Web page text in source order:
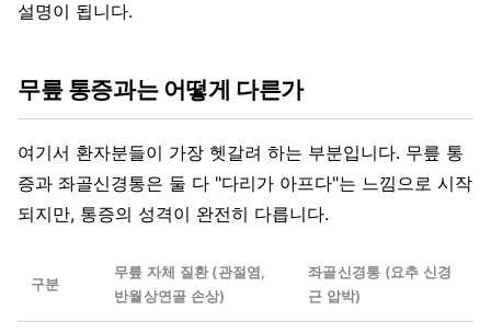
설명이 됩니다.
무릎 통증과는 어떻게 다른가
여기서 환자분들이 가장 헷갈려 하는 부분입니다. 무릎 통
증과 좌골신경통은 둘 다 "다리가 아프다"는 느낌으로 시작
되지만, 통증의 성격이 완전히 다릅니다.
구분
무릎 자체 질환 (관절염,
반월상연골 손상)
좌골신경통 (요추 신경
근 압박)